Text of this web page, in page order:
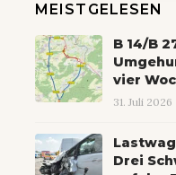
MEISTGELESEN
B 14/B
vier
31. Juli 2026
Drei